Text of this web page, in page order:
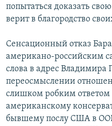
попытаться доказать
верит в благородство
Сенсационный отказ
американо-российским
слова в адрес Владимира
переосмыслении
слишком робким ответом
американскому
бывшему послу США в